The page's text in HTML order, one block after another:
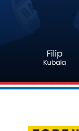
Václav
Jurečka